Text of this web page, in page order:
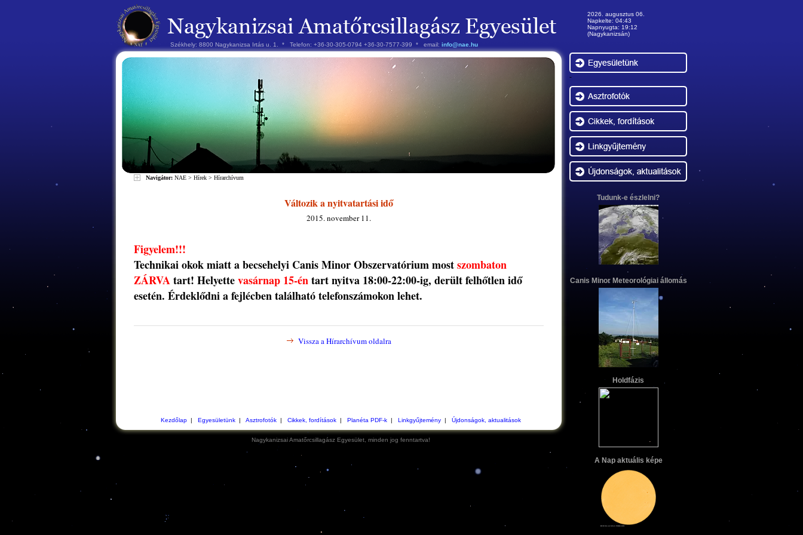
Székhely: 8800 Nagykanizsa Irtás u. 1. * Telefon: +36-30-305-0794 +36-30-7577-399 * email: info@nae.hu
Navigátor: NAE > Hírek > Hírarchívum
Változik a nyitvatartási idő
2015. november 11.
Figyelem!!!
Technikai okok miatt a becsehelyi Canis Minor Obszervatórium mostszombaton
ZÁRVAtart! Helyettevasárnap 15-éntart nyitva 18:00-22:00-ig, derült felhőtlen idő
esetén. Érdeklődni a fejlécben található telefonszámokon lehet.
Vissza a Hírarchívum oldalra
Kezdőlap| Egyesületünk| Asztrofotók| Cikkek, fordítások| Planéta PDF-k| Linkgyűjtemény| Újdonságok, aktualitások
Nagykanizsai Amatőrcsillagász Egyesület, minden jog fenntartva!
2026. augusztus 06.
Napkelte: 04:43
Napnyugta: 19:12
(Nagykanizsán)
-
Tudunk-e észlelni?
Canis Minor Meteorológiai állomás
Holdfázis
A Nap aktuális képe